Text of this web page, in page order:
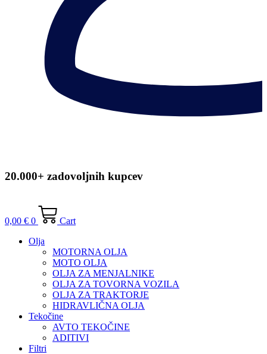
20.000+ zadovoljnih kupcev
0,00 € 0
Cart
Olja
MOTORNA OLJA
MOTO OLJA
OLJA ZA MENJALNIKE
OLJA ZA TOVORNA VOZILA
OLJA ZA TRAKTORJE
HIDRAVLIČNA OLJA
Tekočine
AVTO TEKOČINE
ADITIVI
Filtri